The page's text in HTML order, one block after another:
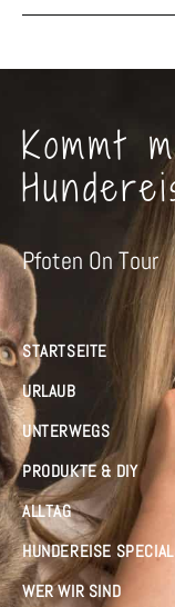
Kommt
Pfoten On Tour
STARTSEITE
URLAUB
UNTERWEGS
PRODUKTE & DIY
ALLTAG
HUNDEREISE
WER WIR SIND